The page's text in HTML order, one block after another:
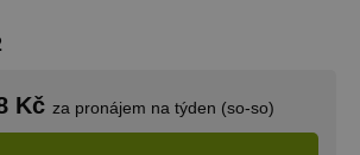
Kč za pronájem na týden (so-so)
Nezbytně nutné soubory
soubory
Soubory cílení